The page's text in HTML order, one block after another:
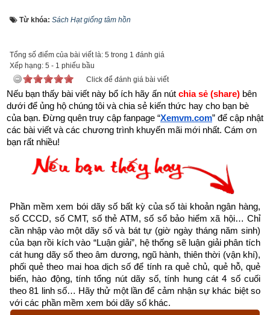
tai-sach-hat-giong-tam-hon-pdf-10.html
để tải về Ebook Sách Hạt giống tâm hồn hoặc liên hệ Zalo:
0926.138.186 để nhận trực tiếp file pdf.
Sau đây là Câu chuyện về Thành công được trích từ Cuốn
“Hạt giống tâm hồn tập 8” của nhà xuất bản tổng hợp TP. Hồ
Chí Minh
“Thành công đòi hỏi ở chúng ta sự kiên định, vững vàng đề có
thể giữ được mình trước ánh hào quang rực rỡ của chính nó.
Thành công không bao giờ đến bởi sự tình cờ. Nó là kết quả
của việc khẳng định mạnh mẽ không ngừng với những thành
tích cao nhất. Nó đòi hỏi tài năng và triển vọng vững chắc ở
mỗi người.
Thành công là một thứ có thể lây lan được. Thành công của
người này là một tấm gương sáng, là động lực thúc đẩy
những người xung quanh. Nó vẽ đồ thị định hướng cho hướng
Từ khóa: Sách Hạt giống tâm hồn
Tổng số điểm của bài viết là: 5 trong 1 đánh giá
Xếp hạng: 5 - 1 phiếu bầu
Click để đánh giá bài viết
Nếu bạn thấy bài viết này bổ ích hãy ấn nút chia sẻ (share) bên
dưới để ủng hộ chúng tôi và chia sẻ kiến thức hay cho bạn bè
của bạn. Đừng quên truy cập fanpage “Xemvm.com” để cập nhật
các bài viết và các chương trình khuyến mãi mới nhất. Cám ơn
bạn rất nhiều!
Phần mềm xem bói dãy số bất kỳ của số tài khoản ngân hàng,
số CCCD, số CMT, số thẻ ATM, số sổ bảo hiểm xã hội… Chỉ
cần nhập vào một dãy số và bát tự (giờ ngày tháng năm sinh)
của bạn rồi kích vào “Luận giải”, hệ thống sẽ luận giải phân tích
cát hung dãy số theo âm dương, ngũ hành, thiên thời (vận khí),
phối quẻ theo mai hoa dịch số để tính ra quẻ chủ, quẻ hỗ, quẻ
biến, hào động, tính tổng nút dãy số, tính hung cát 4 số cuối
theo 81 linh số… Hãy thử một lần để cảm nhận sự khác biệt so
với các phần mềm xem bói dãy số khác.